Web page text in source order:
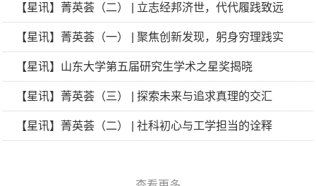
【星讯】菁英荟（二） | 立志经邦济世，代代履践致远
【星讯】菁英荟（一） | 聚焦创新发现，躬身穷理践实
【星讯】山东大学第五届研究生学术之星奖揭晓
【星讯】菁英荟（三） | 探索未来与追求真理的交汇
【星讯】菁英荟（二） | 社科初心与工学担当的诠释